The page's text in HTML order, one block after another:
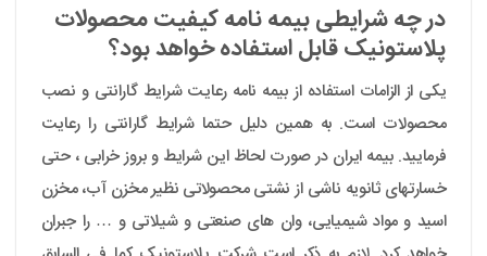
در چه شرایطی بیمه نامه کیفیت محصولات
پلاستونیک قابل استفاده خواهد بود؟
یکی از الزامات استفاده از بیمه نامه رعایت شرایط گارانتی و نصب
محصولات است. به همین دلیل حتما شرایط گارانتی را رعایت
فرمایید. بیمه ایران در صورت لحاظ این شرایط و بروز خرابی ، حتی
خسارتهای ثانویه ناشی از نشتی محصولاتی نظیر مخزن آب، مخزن
اسید و مواد شیمیایی، وان های صنعتی و شیلاتی و … را جبران